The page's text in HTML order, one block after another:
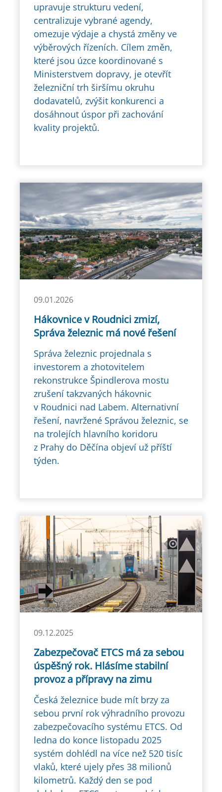
upravuje strukturu vedení,
centralizuje vybrané agendy,
omezuje výdaje a chystá změny ve
výběrových řízeních. Cílem změn,
které jsou úzce koordinované s
Ministerstvem dopravy, je otevřít
železniční trh širšímu okruhu
dodavatelů, zvýšit konkurenci a
dosáhnout úspor při zachování
kvality projektů.
09.01.2026
Hákovnice v Roudnici zmizí,
Správa železnic má nové řešení
Správa železnic projednala s
investorem a zhotovitelem
rekonstrukce Špindlerova mostu
zrušení takzvaných hákovnic
v Roudnici nad Labem. Alternativní
řešení, navržené Správou železnic, se
na trolejích hlavního koridoru
z Prahy do Děčína objeví už příští
týden.
09.12.2025
Zabezpečovač ETCS má za sebou
úspěšný rok. Hlásíme stabilní
provoz a přípravy na zimu
Česká železnice bude mít brzy za
sebou první rok výhradního provozu
zabezpečovacího systému ETCS. Od
ledna do konce listopadu 2025
systém dohlédl na více než 520 tisíc
vlaků, které ujely přes 38 milionů
kilometrů. Každý den se pod